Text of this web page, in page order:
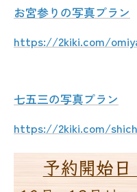
お宮参りの写真プラン
https://2kiki.com/
七五三の写真プラン
https://2kiki.com/